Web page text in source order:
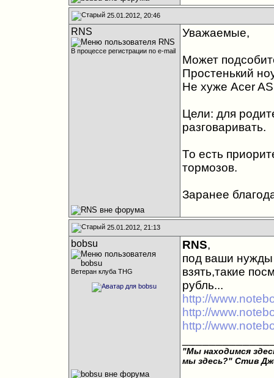
25.01.2012, 20:46
RNS
В процессе регистрации по e-mail
Уважаемые,
Может
Простенький
Не хуже Acer
Цели: для
разговаривать.
То есть
тормозов.
Заранее
25.01.2012, 21:13
bobsu
Ветеран клуба THG
RNS,
под ваши
взять,такие
рубль...
http://
http://
http://
"Мы находимся
мы здесь?" Стив